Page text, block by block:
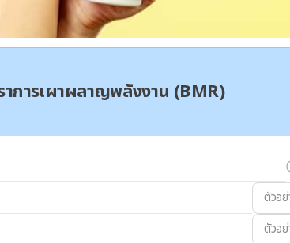
การเผาผลาญพลังงาน (BMR)